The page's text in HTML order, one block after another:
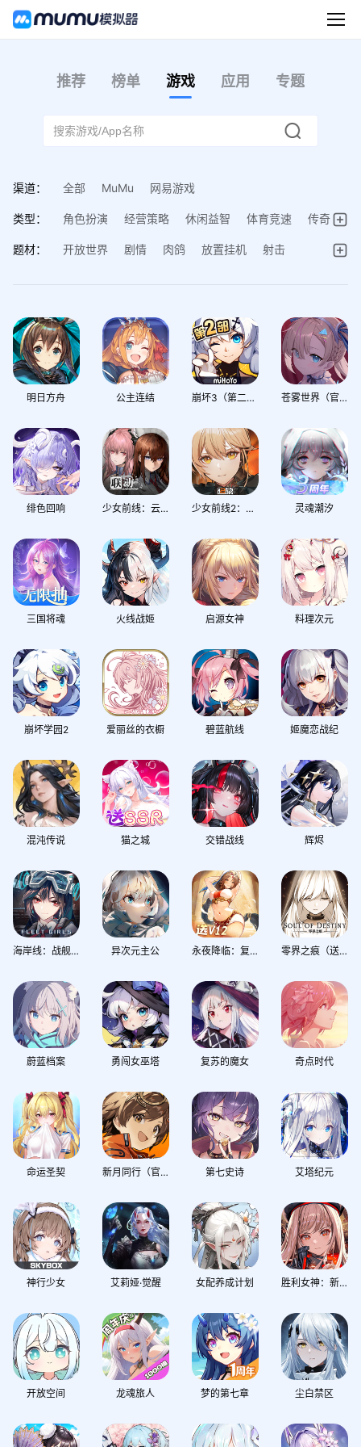
推荐 榜单 游戏 应用 专题
渠道： 全部 MuMu 网易游戏
类型： 角色扮演 经营策略 休闲益智 体育竞速
传奇
动作射击
棋牌桌游 音乐舞蹈
题材： 开放世界 剧情 肉鸽 放置挂机
射击
桌游与棋类
策略 卡牌 武侠 西游
女性向
仙侠
三国 美少女 动漫 修仙
战争
二次元
奇迹 西方魔幻
明日方舟 公主连结 崩坏3（第二部上线） 苍雾世界（官服双端互通，必得千抽）
绯色回响 少女前线：云图计划 少女前线2：追放 灵魂潮汐
三国将魂 火线战姬 启源女神 料理次元
崩坏学园2 爱丽丝的衣橱 碧蓝航线 姬魔恋战纪
混沌传说 猫之城 交错战线 辉烬
海岸线：战舰养成计划 异次元主公 永夜降临：复苏 零界之痕（送120连抽）
蔚蓝档案 勇闯女巫塔 复苏的魔女 奇点时代
命运圣契 新月同行（官服双端互通） 第七史诗 艾塔纪元
神行少女 艾莉娅·觉醒 女配养成计划 胜利女神：新的希望
开放空间 龙魂旅人 梦的第七章 尘白禁区